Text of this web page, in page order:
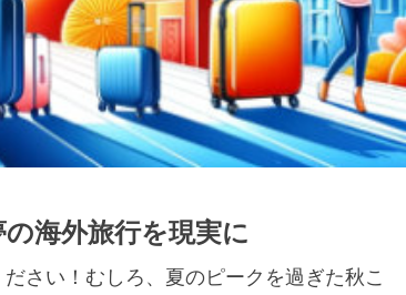
海外旅行を現実に
さい！むしろ、夏のピークを過ぎた秋こ